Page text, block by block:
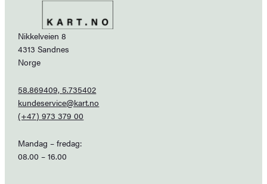
Nikkelveien 8
4313 Sandnes
Norge
58.869409, 5.735402
kundeservice@kart.no
(+47) 973 379 00
Mandag – fredag:
08.00 – 16.00